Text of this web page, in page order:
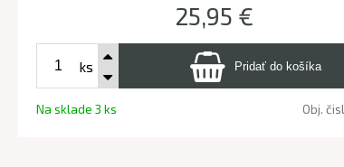
25,95 €
ks
Na sklade 3 ks Obj.